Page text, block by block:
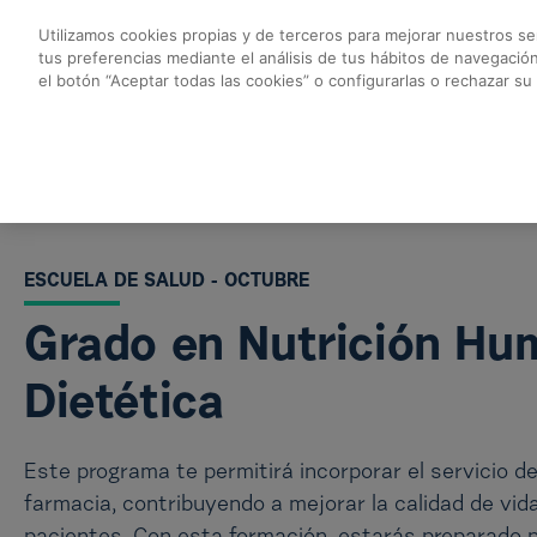
Grado en Nutrición
ESCUELA DE SALUD - OCTUBRE
Grado en Nutrición
Dietética
Este programa te permitirá incorporar el servicio
farmacia, contribuyendo a mejorar la calidad de
Utilizamos cookies propias y de terceros para mejorar nuestros
tus preferencias mediante el análisis de tus hábitos de
el botón “Aceptar todas las cookies” o configurarlas o rechazar su